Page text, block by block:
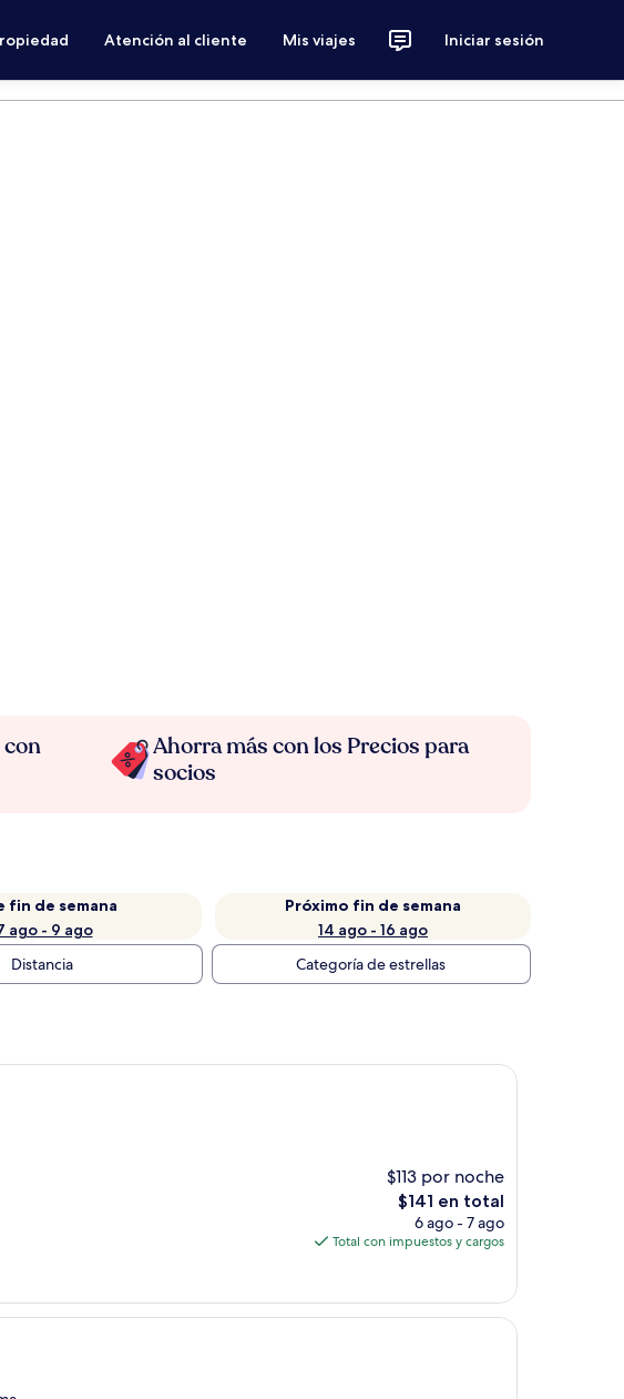
Atención al cliente Mis viajes Iniciar sesión
Ahorra más con los Precios para
socios
fin de semana
ago - 9 ago
Próximo fin de semana
14 ago - 16 ago
Distancia Categoría de estrellas
$113 por noche
El
precio
actual
$141
$141 en total
6 ago - 7 ago
Total con impuestos y cargos